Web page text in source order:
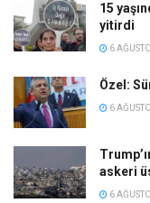
15
yitirdi
6
Özel:
6
askeri
6